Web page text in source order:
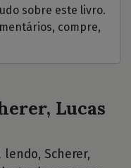
sobre este livro.
compre,
Lucas
Scherer,